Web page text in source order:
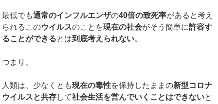
最低でも通常のインフルエンザの40倍の致死率があると考え
られるこのウイルスのことを現在の社会がそう簡単に許容す
ることができるとは到底考えられない。
つまり、
人類は、少なくとも現在の毒性を保持したままの新型コロナ
ウイルスと共存して社会生活を営んでいくことはできないと